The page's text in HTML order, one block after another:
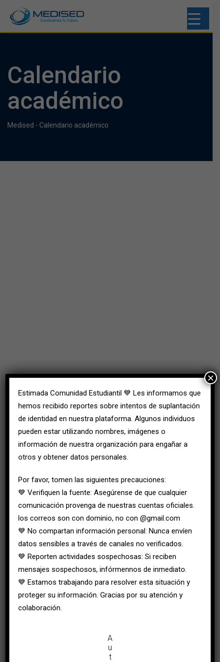
Calendario
académico
Medised - Calendario académico
Estimada Comunidad Estudiantil 💙 Les informamos que
hemos recibido reportes sobre intentos de suplantación
de identidad en nuestra plataforma. Algunos individuos
pueden estar utilizando nombres, imágenes o
información de nuestra organización para engañar a
otros y obtener datos personales.
Por favor, tomen las siguientes precauciones:
💙 Verifiquen la fuente: Asegúrense de que cualquier
comunicación provenga de nuestras cuentas oficiales.
los correos son con dominio, no con @gmail.com
💙 No compartan información personal: Nunca envíen
datos sensibles a través de canales no verificados.
💙 Reporten actividades sospechosas: Si reciben
mensajes sospechosos, infórmennos de inmediato.
💙 Estamos trabajando para resolver esta situación y
proteger su información. Gracias por su atención y
colaboración.
A
u
t
×